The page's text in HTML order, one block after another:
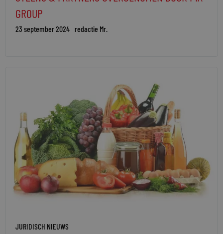
GROUP
23 september 2024 redactie Mr.
JURIDISCH NIEUWS